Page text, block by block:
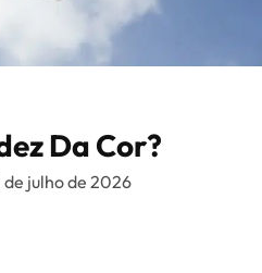
Da Cor?
julho de 2026